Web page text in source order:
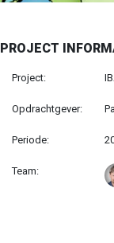
PROJECT
Project:
Opdrachtgever:
Periode:
Team: